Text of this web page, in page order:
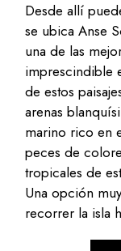
Desde allí
se ubica Anse
una de las
imprescindible
de estos
arenas
marino rico en
peces de
tropicales de
Una opción
recorrer la isla